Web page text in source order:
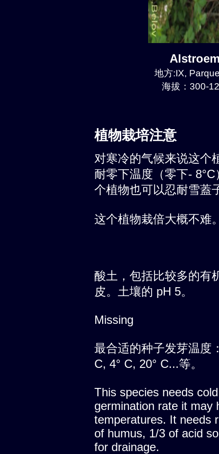
地方:IX,
海拔：300-
植物栽培注意
对寒冷的气候来说这个
耐零下温度（零下-
个植物也可以忍耐雪蓋
这个植物栽倍大概不难
酸土，包括比较多的有
皮。土壤的 pH 5。
Missing
最合适的种子发芽温度
C, 4° C, 20° C...等。
This species needs
germination rate it may
temperatures. It needs
of humus, 1/3 of acid
for drainage.